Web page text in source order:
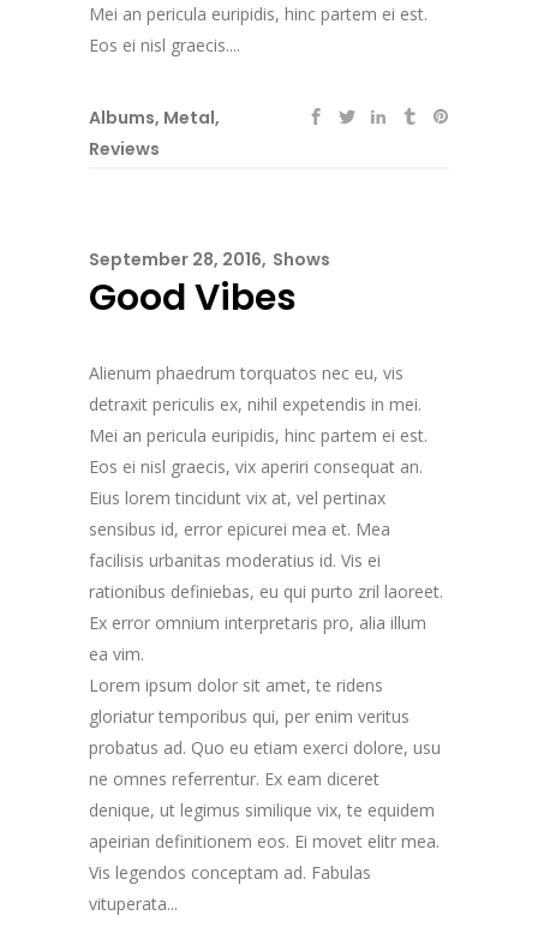
Mei an pericula euripidis, hinc partem ei est.
Eos ei nisl graecis....
Albums, Metal,
Reviews
September 28, 2016 Shows
Good Vibes
Alienum phaedrum torquatos nec eu, vis
detraxit periculis ex, nihil expetendis in mei.
Mei an pericula euripidis, hinc partem ei est.
Eos ei nisl graecis, vix aperiri consequat an.
Eius lorem tincidunt vix at, vel pertinax
sensibus id, error epicurei mea et. Mea
facilisis urbanitas moderatius id. Vis ei
rationibus definiebas, eu qui purto zril laoreet.
Ex error omnium interpretaris pro, alia illum
ea vim.
Lorem ipsum dolor sit amet, te ridens
gloriatur temporibus qui, per enim veritus
probatus ad. Quo eu etiam exerci dolore, usu
ne omnes referrentur. Ex eam diceret
denique, ut legimus similique vix, te equidem
apeirian definitionem eos. Ei movet elitr mea.
Vis legendos conceptam ad. Fabulas
vituperata...